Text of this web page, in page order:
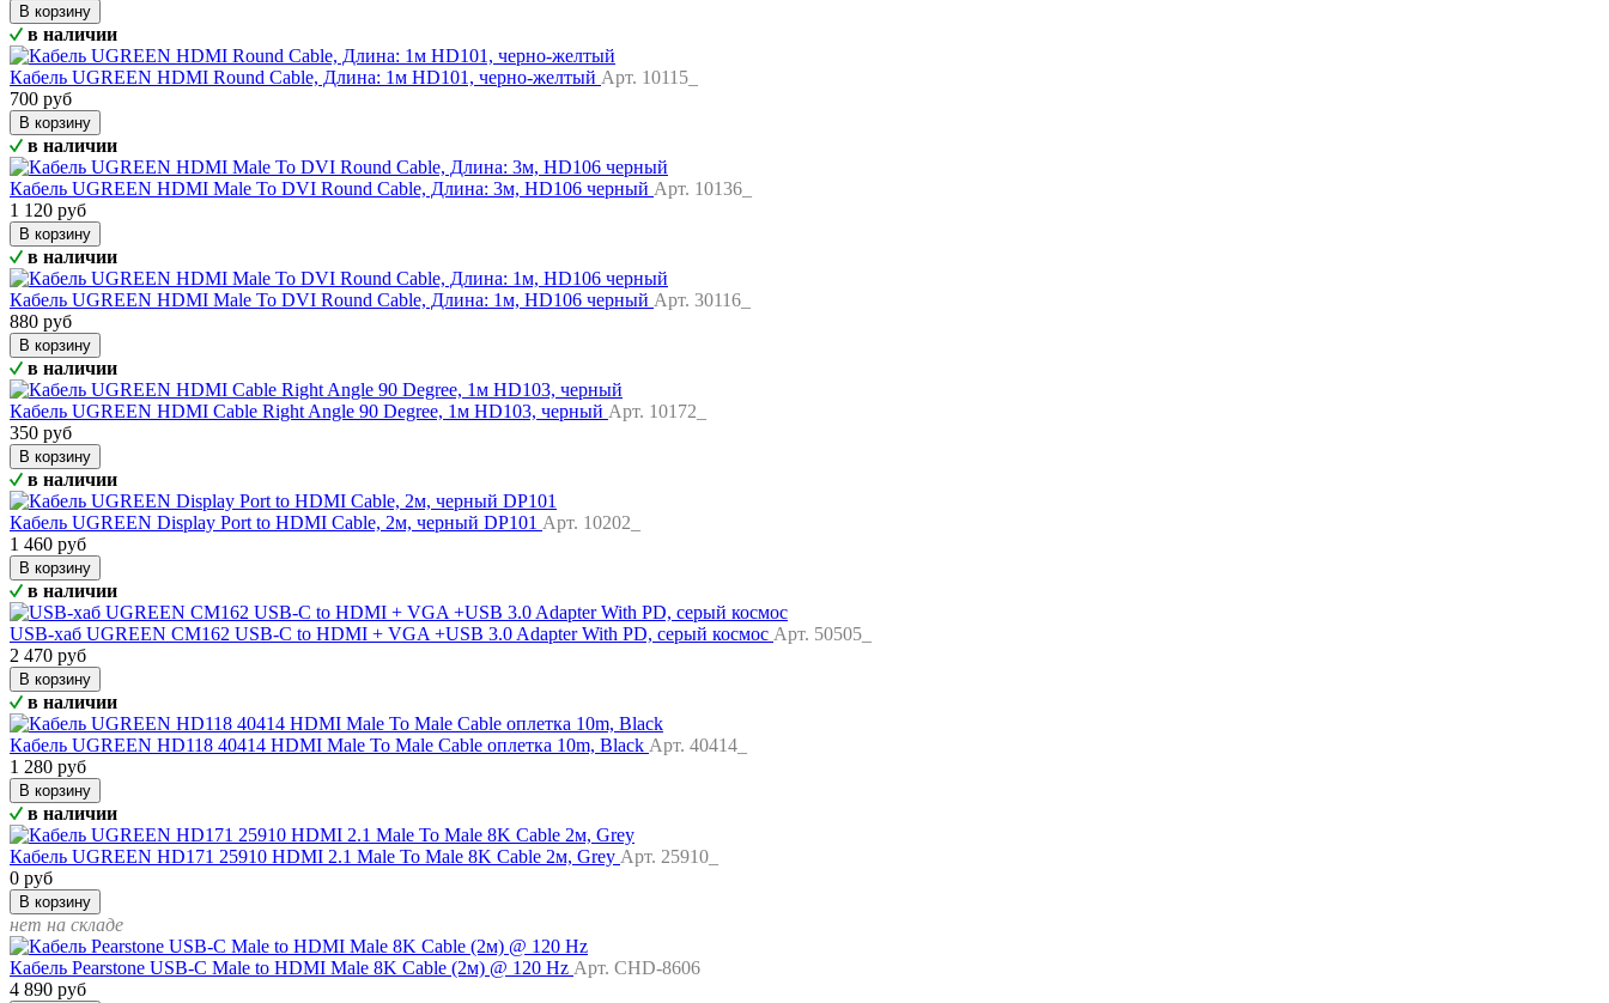
В корзину
в наличии
Кабель UGREEN HDMI Round Cable, Длина: 1м HD101, черно-желтый Арт. 10115_
700 руб
В корзину
в наличии
Кабель UGREEN HDMI Male To DVI Round Cable, Длина: 3м, HD106 черный Арт. 10136_
1 120 руб
В корзину
в наличии
Кабель UGREEN HDMI Male To DVI Round Cable, Длина: 1м, HD106 черный Арт. 30116_
880 руб
В корзину
в наличии
Кабель UGREEN HDMI Cable Right Angle 90 Degree, 1м HD103, черный Арт. 10172_
350 руб
В корзину
в наличии
Кабель UGREEN Display Port to HDMI Cable, 2м, черный DP101 Арт. 10202_
1 460 руб
В корзину
в наличии
USB-хаб UGREEN CM162 USB-C to HDMI + VGA +USB 3.0 Adapter With PD, серый космос Арт. 50505_
2 470 руб
В корзину
в наличии
Кабель UGREEN HD118 40414 HDMI Male To Male Cable оплетка 10m, Black Арт. 40414_
1 280 руб
В корзину
в наличии
Кабель UGREEN HD171 25910 HDMI 2.1 Male To Male 8K Cable 2м, Grey Арт. 25910_
0 руб
В корзину
нет на складе
Кабель Pearstone USB-C Male to HDMI Male 8K Cable (2м) @ 120 Hz Арт. CHD-8606
4 890 руб